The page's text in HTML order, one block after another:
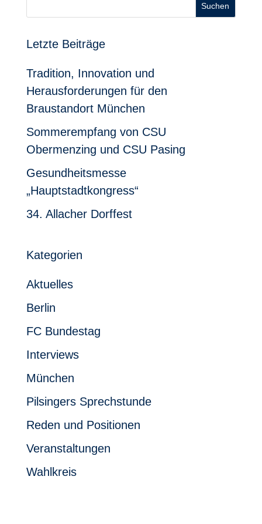
Suchen
Letzte Beiträge
Tradition, Innovation und
Herausforderungen für den
Braustandort München
Sommerempfang von CSU
Obermenzing und CSU Pasing
Gesundheitsmesse
„Hauptstadtkongress“
34. Allacher Dorffest
Kategorien
Aktuelles
Berlin
FC Bundestag
Interviews
München
Pilsingers Sprechstunde
Reden und Positionen
Veranstaltungen
Wahlkreis